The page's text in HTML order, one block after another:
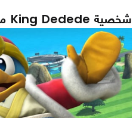
شخصية King Dedede من Kirby's Adventure